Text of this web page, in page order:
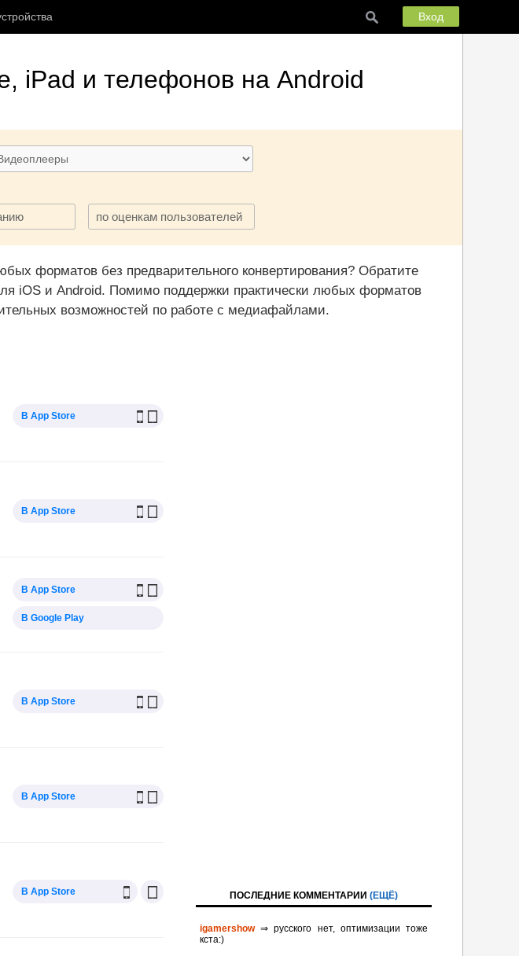
Вход
iPad и телефонов на Android
· по оценкам пользователей
форматов без предварительного конвертирования? Обратите
iOS и Android. Помимо поддержки практически любых форматов
возможностей по работе с медиафайлами.
В App Store
В App Store
В App Store
В Google Play
В App Store
В App Store
В App Store ПОСЛЕДНИЕ КОММЕНТАРИИ (ЕЩЁ)
igamershow⇒ русского нет, оптимизации тоже
кста:)